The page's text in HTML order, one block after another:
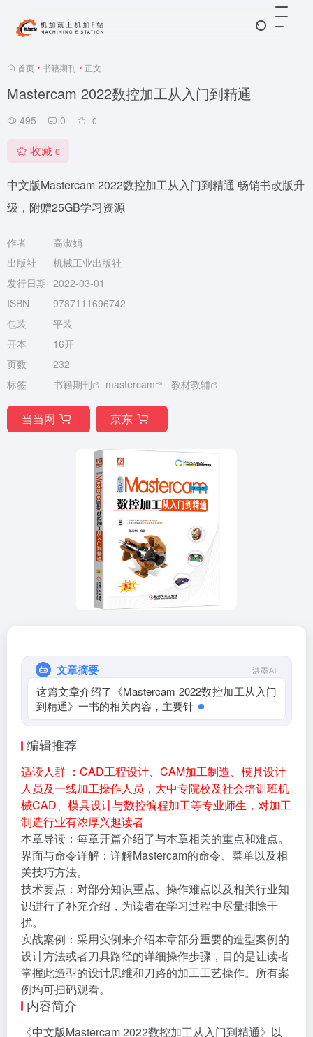
首页 • 书籍期刊 • 正文
Mastercam 2022数控加工从入门到精通
495 0 0
收藏 0
中文版Mastercam 2022数控加工从入门到精通 畅销书改版升
级，附赠25GB学习资源
作者
高淑娟
出版社
机械工业出版社
发行日期 2022-03-01
ISBN
9787111696742
包装
平装
开本
16开
页数
232
标签
书籍期刊 mastercam 教材教辅
当当网 京东
文章摘要 洪墨AI
这篇文章介绍了《Mastercam 2022数控加工从入门
到精通》一书的相关内容，主要针对CAD工程设
计、
适读人群 ：CAD工程设计、CAM加工制造、模具设计
人员及一线加工操作人员，大中专院校及社会培训班机
械CAD、模具设计与数控编程加工等专业师生，对加工
制造行业有浓厚兴趣读者
本章导读：每章开篇介绍了与本章相关的重点和难点。
界面与命令详解：详解Mastercam的命令、菜单以及相
关技巧方法。
技术要点：对部分知识重点、操作难点以及相关行业知
识进行了补充介绍，为读者在学习过程中尽量排除干
扰。
实战案例：采用实例来介绍本章部分重要的造型案例的
设计方法或者刀具路径的详细操作步骤，目的是让读者
掌握此造型的设计思维和刀路的加工工艺操作。所有案
例均可扫码观看。